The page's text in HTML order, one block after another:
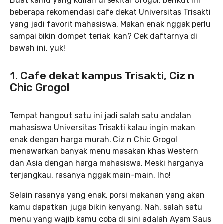
beberapa rekomendasi cafe dekat Universitas Trisakti
yang jadi favorit mahasiswa. Makan enak nggak perlu
sampai bikin dompet teriak, kan? Cek daftarnya di
bawah ini, yuk!
1. Cafe dekat kampus Trisakti, Ciz n
Chic Grogol
Tempat hangout satu ini jadi salah satu andalan
mahasiswa Universitas Trisakti kalau ingin makan
enak dengan harga murah. Ciz n Chic Grogol
menawarkan banyak menu masakan khas Western
dan Asia dengan harga mahasiswa. Meski harganya
terjangkau, rasanya nggak main-main, lho!
Selain rasanya yang enak, porsi makanan yang akan
kamu dapatkan juga bikin kenyang. Nah, salah satu
menu yang wajib kamu coba di sini adalah Ayam Saus